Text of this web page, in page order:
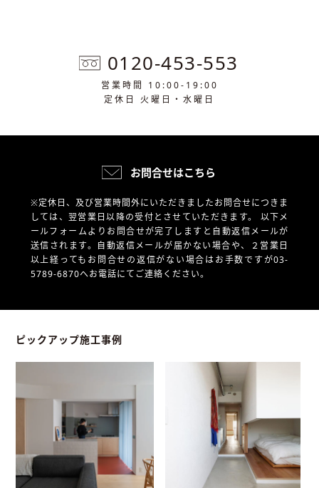
0120-453-553
営業時間 10:00-19:00
定休日 火曜日・水曜日
お問合せはこちら
※定休日、及び営業時間外にいただきましたお問合せにつきま
しては、翌営業日以降の受付とさせていただきます。 以下メ
ールフォームよりお問合せが完了しますと自動返信メールが
送信されます。自動返信メールが届かない場合や、
２営業日
以上経ってもお問合せの返信がない場合はお手数ですが03-
5789-6870へお電話にてご連絡ください。
ピックアップ施工事例